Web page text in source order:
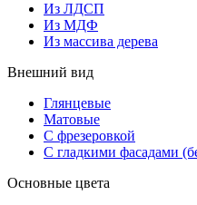
Из ЛДСП
Из МДФ
Из массива дерева
Внешний вид
Глянцевые
Матовые
С фрезеровкой
С гладкими фасадами
Основные цвета